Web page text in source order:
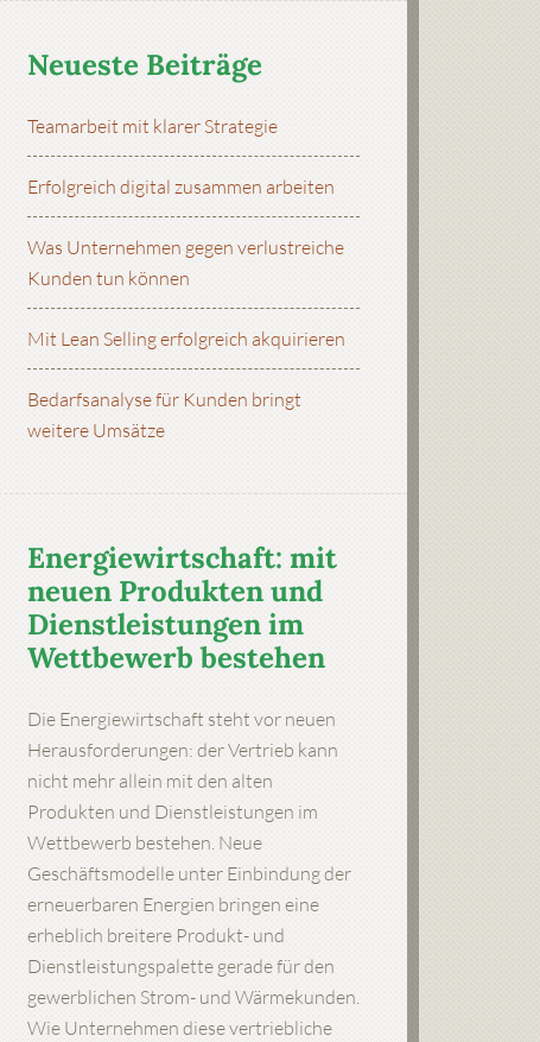
Neueste Beiträge
Teamarbeit mit klarer Strategie
Erfolgreich digital zusammen arbeiten
Was Unternehmen gegen verlustreiche
Kunden tun können
Mit Lean Selling erfolgreich akquirieren
Bedarfsanalyse für Kunden bringt
weitere Umsätze
Energiewirtschaft: mit
neuen Produkten und
Dienstleistungen im
Wettbewerb bestehen
Die Energiewirtschaft steht vor neuen
Herausforderungen: der Vertrieb kann
nicht mehr allein mit den alten
Produkten und Dienstleistungen im
Wettbewerb bestehen. Neue
Geschäftsmodelle unter Einbindung der
erneuerbaren Energien bringen eine
erheblich breitere Produkt- und
Dienstleistungspalette gerade für den
gewerblichen Strom- und Wärmekunden.
Wie Unternehmen diese vertriebliche